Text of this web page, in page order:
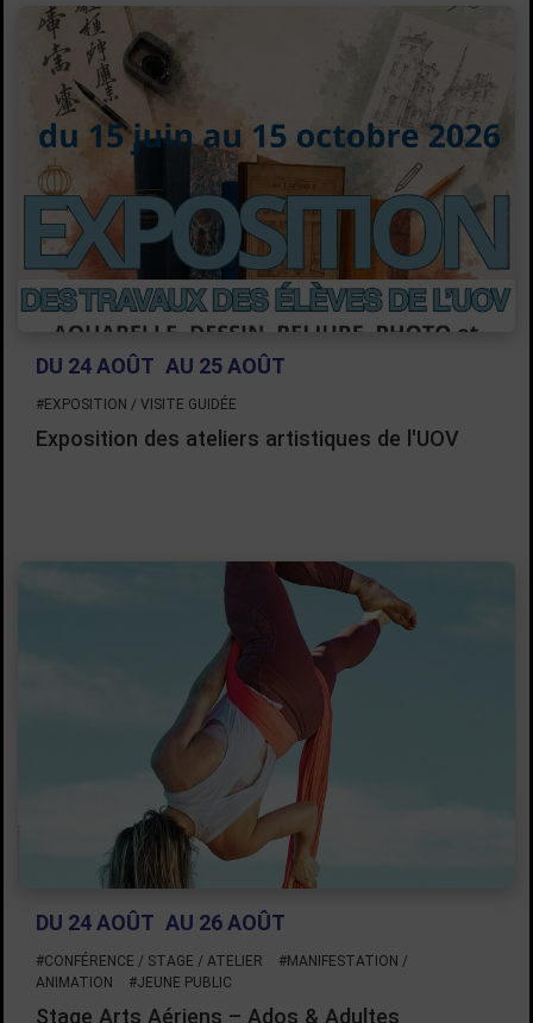
DU 24 AOÛT AU 25 AOÛT
#EXPOSITION / VISITE GUIDÉE
Exposition des ateliers artistiques de l'UOV
DU 24 AOÛT AU 26 AOÛT
#CONFÉRENCE / STAGE / ATELIER
#MANIFESTATION /
ANIMATION
#JEUNE PUBLIC
Stage Arts Aériens – Ados & Adultes